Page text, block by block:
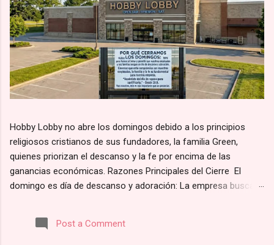
Hobby Lobby no abre los domingos debido a los principios
religiosos cristianos de sus fundadores, la familia Green,
quienes priorizan el descanso y la fe por encima de las
ganancias económicas. Razones Principales del Cierre El
domingo es día de descanso y adoración: La empresa busca
Según su página web, la razón por la que Hobby Lobby cierra
los domingos es para “darles a nuestros empleados y clientes
Post a Comment